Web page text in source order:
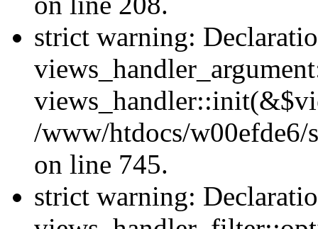
strict warning:
/www/htdocs/w00efde6/
on line 745.
strict warning: